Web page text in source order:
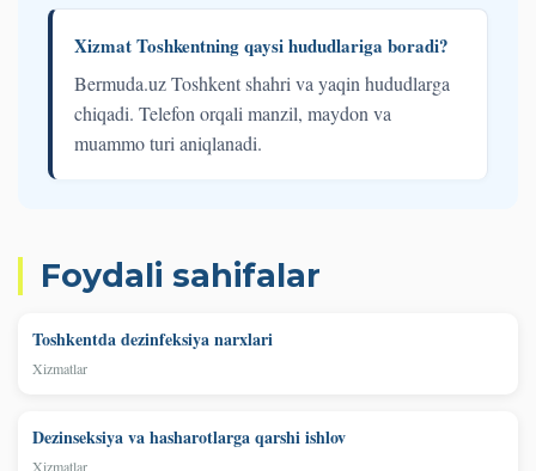
Xizmat Toshkentning qaysi hududlariga boradi?
Bermuda.uz Toshkent shahri va yaqin hududlarga
chiqadi. Telefon orqali manzil, maydon va
muammo turi aniqlanadi.
Foydali sahifalar
Toshkentda dezinfeksiya narxlari
Xizmatlar
Dezinseksiya va hasharotlarga qarshi ishlov
Xizmatlar